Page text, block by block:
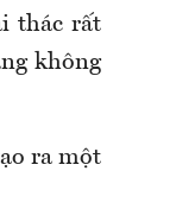
thác rất
không
ra một